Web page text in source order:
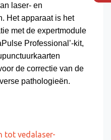
laser- en
Het apparaat is het
met de expertmodule
Professional’-kit,
de correctie van de
pathologieën.
tot vedalaser-